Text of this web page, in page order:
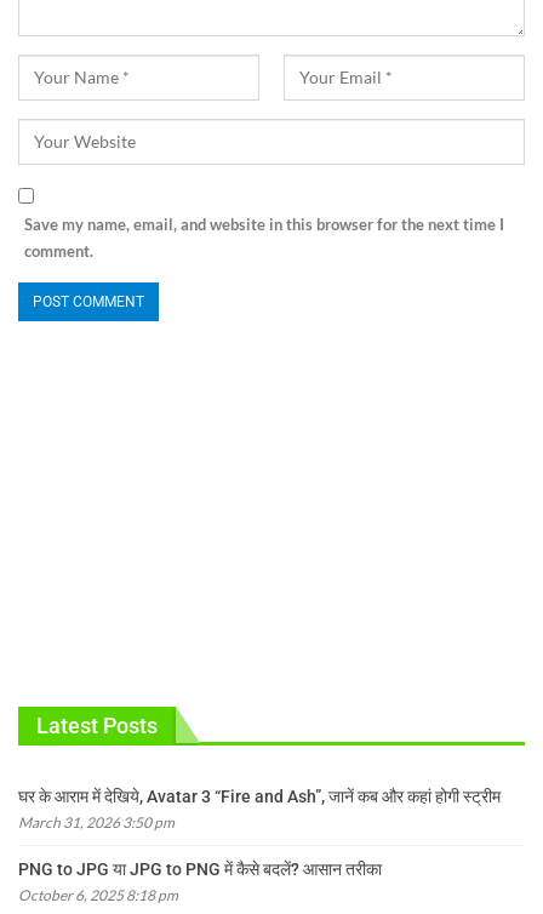
Save my name, email, and website in this browser for the next time I
comment.
Latest Posts
घर के आराम में देखिये, Avatar 3 “Fire and Ash”, जानें कब और कहां होगी स्ट्रीम
March 31, 2026 3:50 pm
PNG to JPG या JPG to PNG में कैसे बदलें? आसान तरीका
October 6, 2025 8:18 pm